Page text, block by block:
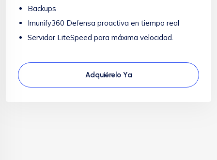
Backups
Imunify360 Defensa proactiva en tiempo real
Servidor LiteSpeed para máxima velocidad.
Adquiérelo Ya